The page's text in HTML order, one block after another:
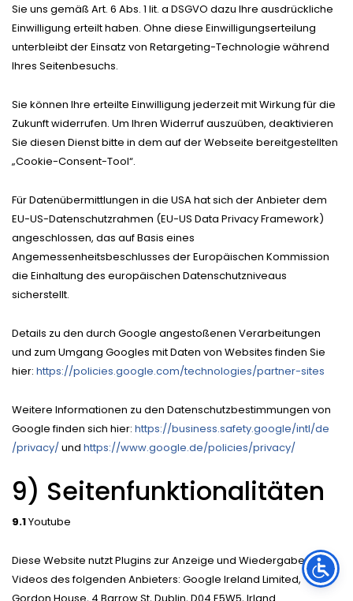
Sie uns gemäß Art. 6 Abs. 1 lit. a DSGVO dazu Ihre ausdrückliche
Einwilligung erteilt haben. Ohne diese Einwilligungserteilung
unterbleibt der Einsatz von Retargeting-Technologie während
Ihres Seitenbesuchs.
Sie können Ihre erteilte Einwilligung jederzeit mit Wirkung für die
Zukunft widerrufen. Um Ihren Widerruf auszuüben, deaktivieren
Sie diesen Dienst bitte in dem auf der Webseite bereitgestellten
„Cookie-Consent-Tool“.
Für Datenübermittlungen in die USA hat sich der Anbieter dem
EU-US-Datenschutzrahmen (EU-US Data Privacy Framework)
angeschlossen, das auf Basis eines
Angemessenheitsbeschlusses der Europäischen Kommission
die Einhaltung des europäischen Datenschutzniveaus
sicherstellt.
Details zu den durch Google angestoßenen Verarbeitungen
und zum Umgang Googles mit Daten von Websites finden Sie
hier: https://policies.google.com/technologies/partner-sites
Weitere Informationen zu den Datenschutzbestimmungen von
Google finden sich hier: https://business.safety.google/intl/de
/privacy/und https://www.google.de/policies/privacy/
9) Seitenfunktionalitäten
9.1Youtube
Diese Website nutzt Plugins zur Anzeige und Wiedergabe von
Videos des folgenden Anbieters: Google Ireland Limited,